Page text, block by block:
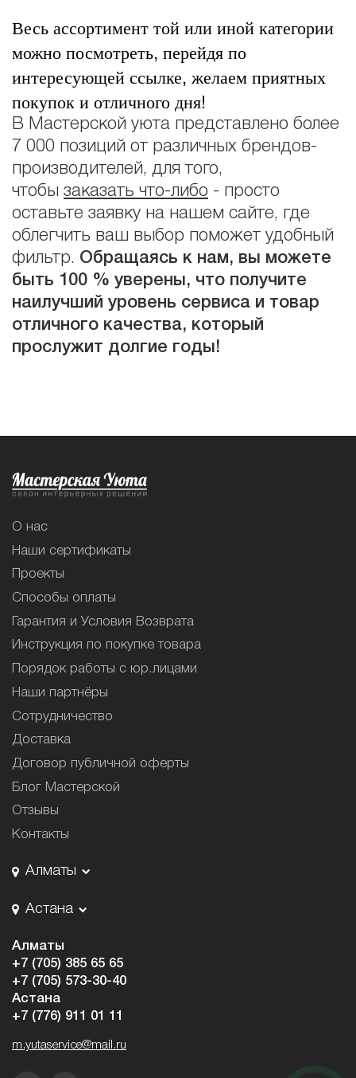
Весь ассортимент той или иной категории
можно посмотреть, перейдя по
интересующей ссылке, желаем приятных
покупок и отличного дня!
В Мастерской уюта представлено более
7 000 позиций от различных брендов-
производителей, для того,
чтобы заказать что-либо - просто
оставьте заявку на нашем сайте, где
облегчить ваш выбор поможет удобный
фильтр. Обращаясь к нам, вы можете
быть 100 % уверены, что получите
наилучший уровень сервиса и товар
отличного качества, который
прослужит долгие годы!
О нас
Наши сертификаты
Проекты
Способы оплаты
Гарантия и Условия Возврата
Инструкция по покупке товара
Порядок работы с юр.лицами
Наши партнёры
Сотрудничество
Доставка
Договор публичной оферты
Блог Мастерской
Отзывы
Контакты
Алматы
Астана
Алматы
+7 (705) 385 65 65
+7 (705) 573-30-40
Астана
+7 (776) 911 01 11
m.yutaservice@mail.ru